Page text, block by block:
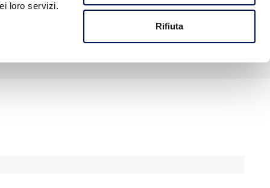
loro servizi.
Rifiuta